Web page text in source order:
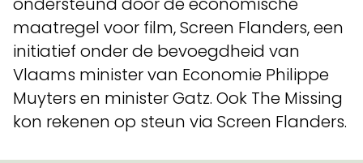
maatregel voor film, Screen Flanders, een
initiatief onder de bevoegdheid van
Vlaams minister van Economie Philippe
Muyters en minister Gatz. Ook The Missing
kon rekenen op steun via Screen Flanders.